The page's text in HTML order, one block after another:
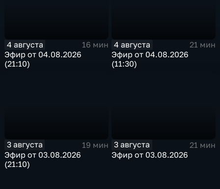
4 августа
16 мин
Эфир от 04.08.2026
(21:10)
4 августа
21 мин
Эфир от 04.08.2026
(11:30)
3 августа
19 мин
Эфир от 03.08.2026
(21:10)
3 августа
21 мин
Эфир от 03.08.2026